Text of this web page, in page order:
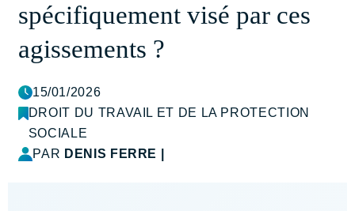
spécifiquement visé par ces
agissements ?
15/01/2026
DROIT DU TRAVAIL ET DE LA PROTECTION
SOCIALE
PAR DENIS FERRE